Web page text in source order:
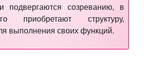
подвергаются созреванию, в
приобретают структуру,
выполнения своих функций.